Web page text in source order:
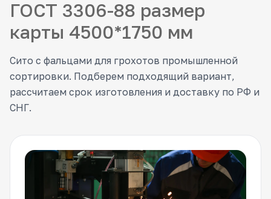
ГОСТ 3306-88 размер
карты 4500*1750 мм
Сито с фальцами для грохотов промышленной
сортировки. Подберем подходящий вариант,
рассчитаем срок изготовления и доставку по РФ и
СНГ.